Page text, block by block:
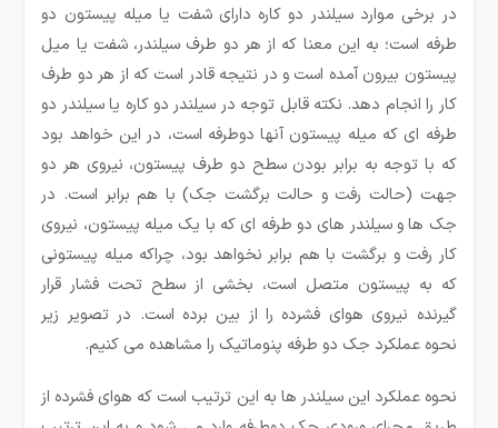
در برخی موارد سیلندر دو کاره دارای شفت یا میله پیستون دو
طرفه است؛ به این معنا که از هر دو طرف سیلندر، شفت یا میل
پیستون بیرون آمده است و در نتیجه قادر است که از هر دو طرف
کار را انجام دهد. نکته قابل توجه در سیلندر دو کاره یا سیلندر دو
طرفه ای که میله پیستون آنها دوطرفه است، در این خواهد بود
که با توجه به برابر بودن سطح دو طرف پیستون، نیروی هر دو
جهت (حالت رفت و حالت برگشت جک) با هم برابر است. در
جک ها و سیلندر های دو طرفه ای که با یک میله پیستون، نیروی
کار رفت و برگشت با هم برابر نخواهد بود، چراکه میله پیستونی
که به پیستون متصل است، بخشی از سطح تحت فشار قرار
گیرنده نیروی هوای فشرده را از بین برده است. در تصویر زیر
نحوه عملکرد جک دو طرفه پنوماتیک را مشاهده می کنیم.
نحوه عملکرد این سیلندر ها به این ترتیب است که هوای فشرده از